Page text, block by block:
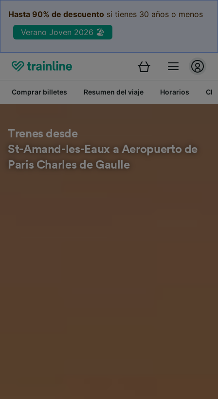
Hasta 90% de descuento si tienes 30 años o menos
Verano Joven 2026 🏖️
Comprar billetes Resumen del viaje Horarios
Trenes desde
St-Amand-les-Eaux a Aeropuerto de
Paris Charles de Gaulle